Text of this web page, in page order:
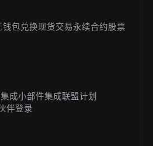
钱包兑换现货交易永续合约股票
成小部件集成联盟计划
伴登录